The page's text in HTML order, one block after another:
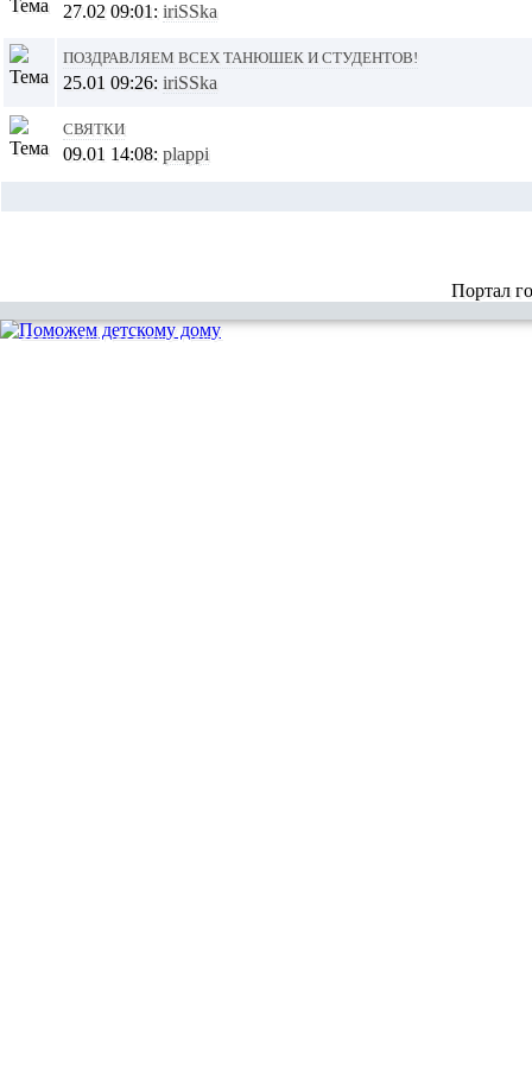
27.02 09:01: iriSSka
Поздравляем всех ТАНЮШЕК и СТУДЕНТОВ!
25.01 09:26: iriSSka
Святки
09.01 14:08: plappi
Портал